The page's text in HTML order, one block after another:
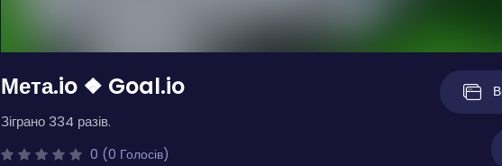
Мета.io ❖ Goal.io
Зіграно 334 разів.
0 (0 Голосів)